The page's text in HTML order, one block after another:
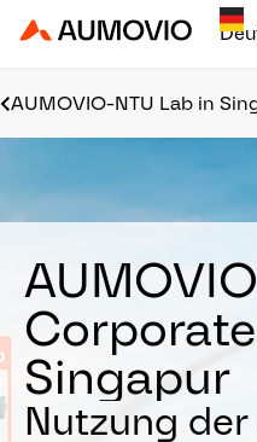
Aumovio - Homepage
AUMOVIO-NTU Lab in
Singapur
Nutzung